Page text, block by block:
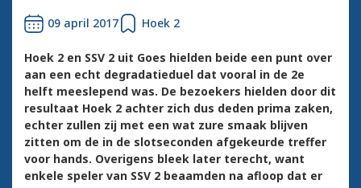
09 april 2017 Hoek 2
Hoek 2 en SSV 2 uit Goes hielden beide een punt over
aan een echt degradatieduel dat vooral in de 2e
helft meeslepend was. De bezoekers hielden door dit
resultaat Hoek 2 achter zich dus deden prima zaken,
echter zullen zij met een wat zure smaak blijven
zitten om de in de slotseconden afgekeurde treffer
voor hands. Overigens bleek later terecht, want
enkele speler van SSV 2 beaamden na afloop dat er